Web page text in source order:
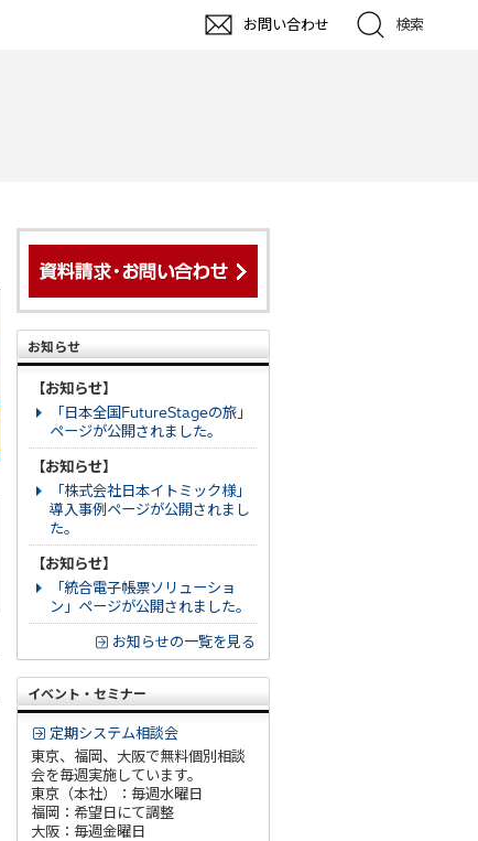
お問い合わせ 検索
お知らせ
【お知らせ】
「日本全国FutureStageの旅」
ページが公開されました。
【お知らせ】
「株式会社日本イトミック様」
導入事例ページが公開されまし
た。
【お知らせ】
「統合電子帳票ソリューショ
ン」ページが公開されました。
お知らせの一覧を見る
イベント・セミナー
定期システム相談会
東京、福岡、大阪で無料個別相談
会を毎週実施しています。
東京（本社）：毎週水曜日
福岡：希望日にて調整
大阪：毎週金曜日